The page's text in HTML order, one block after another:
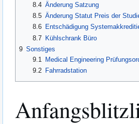
8.4 Änderung Satzung
8.5 Änderung Statut Preis der
8.6
Entschädigung
8.7 Kühlschrank Büro
9 Sonstiges
9.1
Medical Engineering
9.2
Fahrradstation